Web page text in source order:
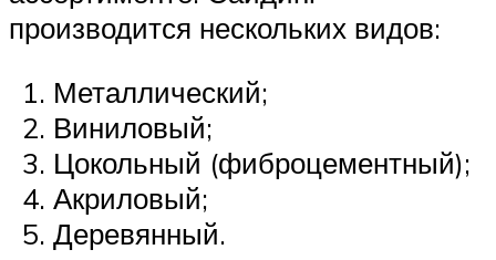
производится нескольких видов:
Металлический;
Виниловый;
Цокольный (фиброцементный);
Акриловый;
Деревянный.